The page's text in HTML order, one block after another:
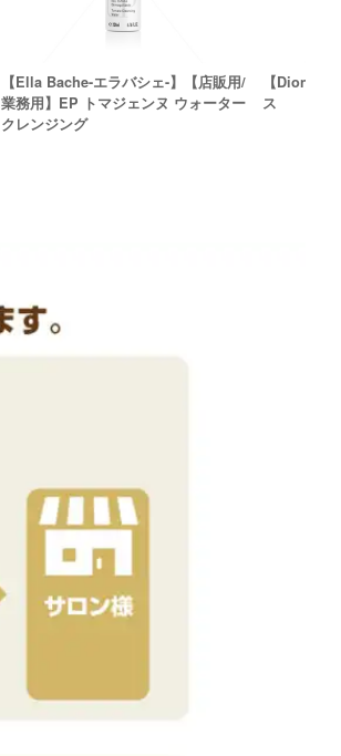
【Ella Bache-エラバシェ-】【店販用/
業務用】EP トマジェンヌ ウォーター
クレンジング
【Dione-
ス